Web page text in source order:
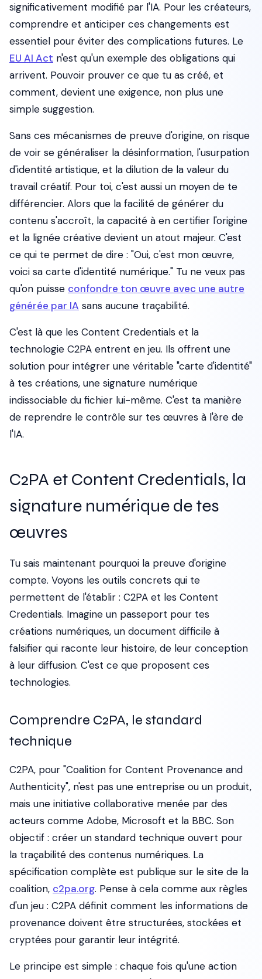
significativement modifié par l'IA. Pour les créateurs,
comprendre et anticiper ces changements est
essentiel pour éviter des complications futures. Le
EU AI Act n'est qu'un exemple des obligations qui
arrivent. Pouvoir prouver ce que tu as créé, et
comment, devient une exigence, non plus une
simple suggestion.
Sans ces mécanismes de preuve d'origine, on risque
de voir se généraliser la désinformation, l'usurpation
d'identité artistique, et la dilution de la valeur du
travail créatif. Pour toi, c'est aussi un moyen de te
différencier. Alors que la facilité de générer du
contenu s'accroît, la capacité à en certifier l'origine
et la lignée créative devient un atout majeur. C'est
ce qui te permet de dire : "Oui, c'est mon œuvre,
voici sa carte d'identité numérique." Tu ne veux pas
qu'on puisse confondre ton œuvre avec une autre
générée par IA sans aucune traçabilité.
C'est là que les Content Credentials et la
technologie C2PA entrent en jeu. Ils offrent une
solution pour intégrer une véritable "carte d'identité"
à tes créations, une signature numérique
indissociable du fichier lui-même. C'est ta manière
de reprendre le contrôle sur tes œuvres à l'ère de
l'IA.
C2PA et Content Credentials, la
signature numérique de tes
œuvres
Tu sais maintenant pourquoi la preuve d'origine
compte. Voyons les outils concrets qui te
permettent de l'établir : C2PA et les Content
Credentials. Imagine un passeport pour tes
créations numériques, un document difficile à
falsifier qui raconte leur histoire, de leur conception
à leur diffusion. C'est ce que proposent ces
technologies.
Comprendre C2PA, le standard
technique
C2PA, pour "Coalition for Content Provenance and
Authenticity", n'est pas une entreprise ou un produit,
mais une initiative collaborative menée par des
acteurs comme Adobe, Microsoft et la BBC. Son
objectif : créer un standard technique ouvert pour
la traçabilité des contenus numériques. La
spécification complète est publique sur le site de la
coalition, c2pa.org. Pense à cela comme aux règles
d'un jeu : C2PA définit comment les informations de
provenance doivent être structurées, stockées et
cryptées pour garantir leur intégrité.
Le principe est simple : chaque fois qu'une action